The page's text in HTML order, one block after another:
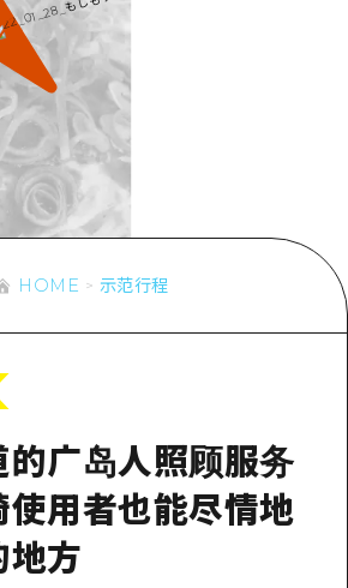
·庙会
·酒水
行车
·文化
随意旅行
市内
了
周边
口
游
天
市内
了
周边
息
信息
的游览门票
寄存和运送服务
表情周游券
免费无线上网
HOME 示范行程
的广岛人照顾服务
使用者也能尽情地
地方